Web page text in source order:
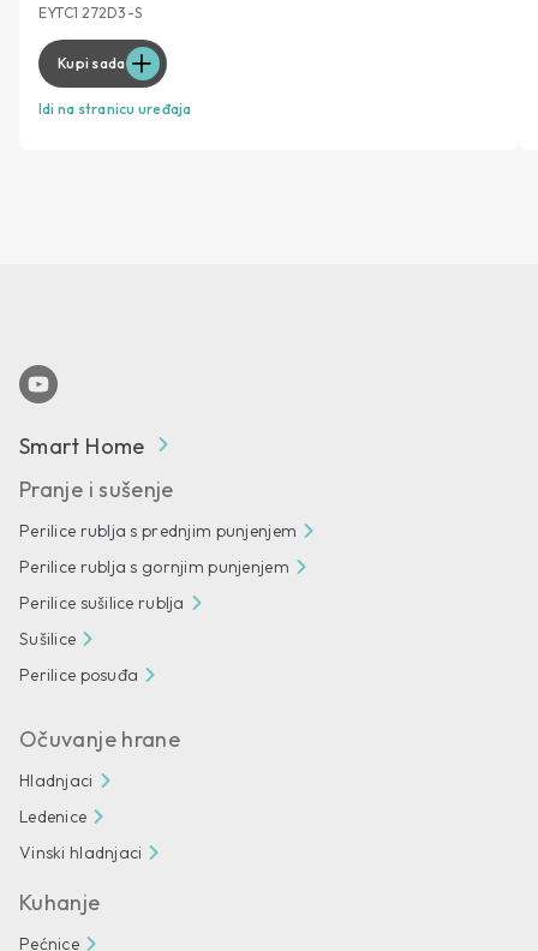
EYTC1 272D3-S
Kupi sada
Idi na stranicu uređaja
Smart Home
Pranje i sušenje
Perilice rublja s prednjim punjenjem
Perilice rublja s gornjim punjenjem
Perilice sušilice rublja
Sušilice
Perilice posuđa
Očuvanje hrane
Hladnjaci
Ledenice
Vinski hladnjaci
Kuhanje
Pećnice